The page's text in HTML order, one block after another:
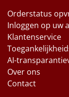
Orderstatus
Inloggen op uw
Klantenservice
AI-
Over ons
Contact